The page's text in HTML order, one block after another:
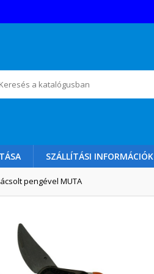
SZÁLLÍTÁSI INFORMÁCIÓK
pengével MUTA